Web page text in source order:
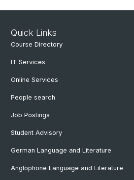
Quick Links
Course Directory
IT Services
Online Services
People search
Job Postings
Student Advisory
German Language and Literature
Anglophone Language and Literature